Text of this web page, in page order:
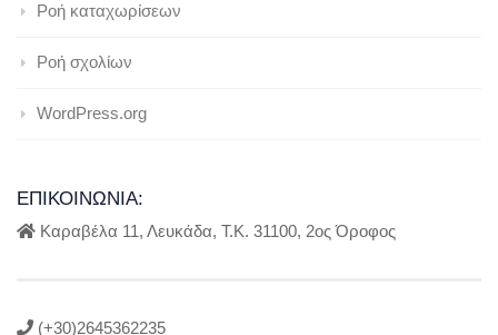
Ροή καταχωρίσεων
Ροή σχολίων
WordPress.org
ΕΠΙΚΟΙΝΩΝΊΑ:
Καραβέλα 11, Λευκάδα, Τ.Κ. 31100, 2ος Όροφος
(+30)2645362235